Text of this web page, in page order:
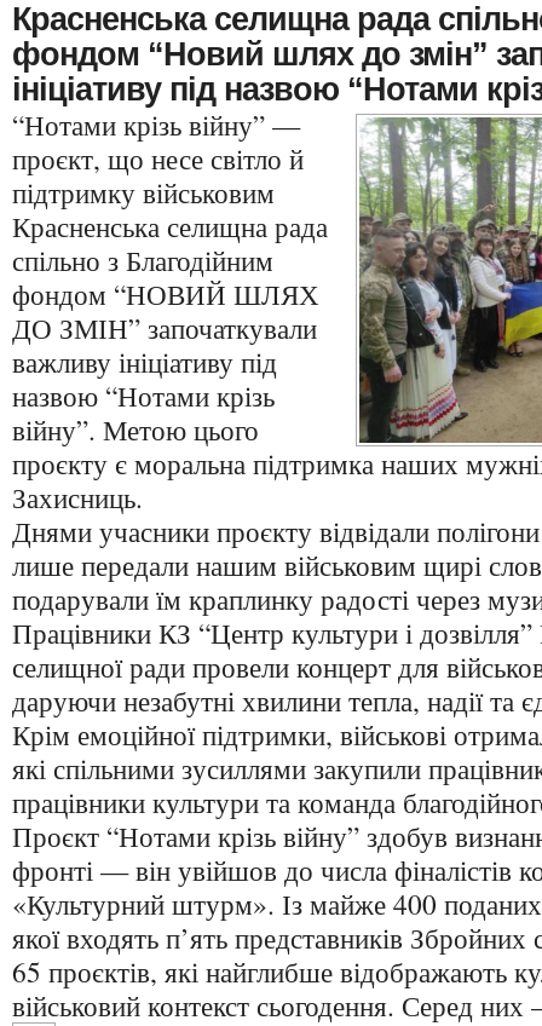
Красненська селищна рада
фондом “Новий шлях до змін”
ініціативу під назвою “Нотами
“Нотами крізь війну” —
проєкт, що несе світло й
підтримку військовим
Красненська селищна рада
спільно з Благодійним
фондом “НОВИЙ ШЛЯХ
ДО ЗМІН” започаткували
важливу ініціативу під
назвою “Нотами крізь
війну”. Метою цього
проєкту є моральна підтримка наших
Захисниць.
Днями учасники проєкту відвідали
лише передали нашим військовим щирі
подарували їм краплинку радості через
Працівники КЗ “Центр культури і дозвілля”
селищної ради провели концерт для
даруючи незабутні хвилини тепла, надії та
Крім емоційної підтримки, військові
які спільними зусиллями закупили
працівники культури та команда
Проєкт “Нотами крізь війну” здобув
фронті — він увійшов до числа фіналістів
«Культурний штурм». Із майже 400
якої входять п’ять представників Збройних
65 проєктів, які найглибше відображають
військовий контекст сьогодення. Серед них